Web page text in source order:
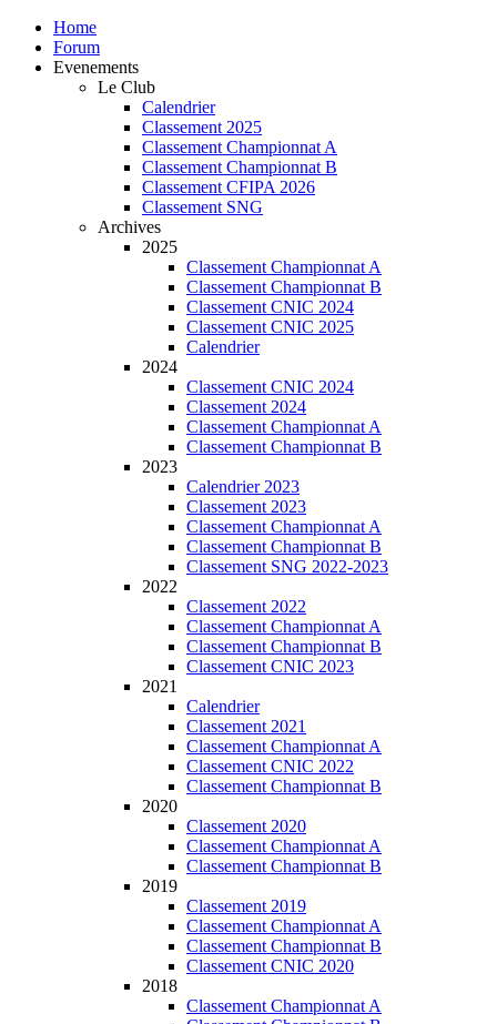
Home
Forum
Evenements
Le Club
Calendrier
Classement 2025
Classement Championnat A
Classement Championnat B
Classement CFIPA 2026
Classement SNG
Archives
2025
Classement Championnat A
Classement Championnat B
Classement CNIC 2024
Classement CNIC 2025
Calendrier
2024
Classement CNIC 2024
Classement 2024
Classement Championnat A
Classement Championnat B
2023
Calendrier 2023
Classement 2023
Classement Championnat A
Classement Championnat B
Classement SNG 2022-2023
2022
Classement 2022
Classement Championnat A
Classement Championnat B
Classement CNIC 2023
2021
Calendrier
Classement 2021
Classement Championnat A
Classement CNIC 2022
Classement Championnat B
2020
Classement 2020
Classement Championnat A
Classement Championnat B
2019
Classement 2019
Classement Championnat A
Classement Championnat B
Classement CNIC 2020
2018
Classement Championnat A